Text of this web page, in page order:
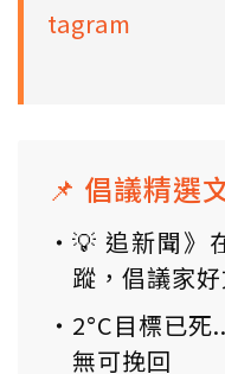
tagram
📌 倡議精選
💡 追新聞》
蹤，倡議家好
2°C目標已
無可挽回